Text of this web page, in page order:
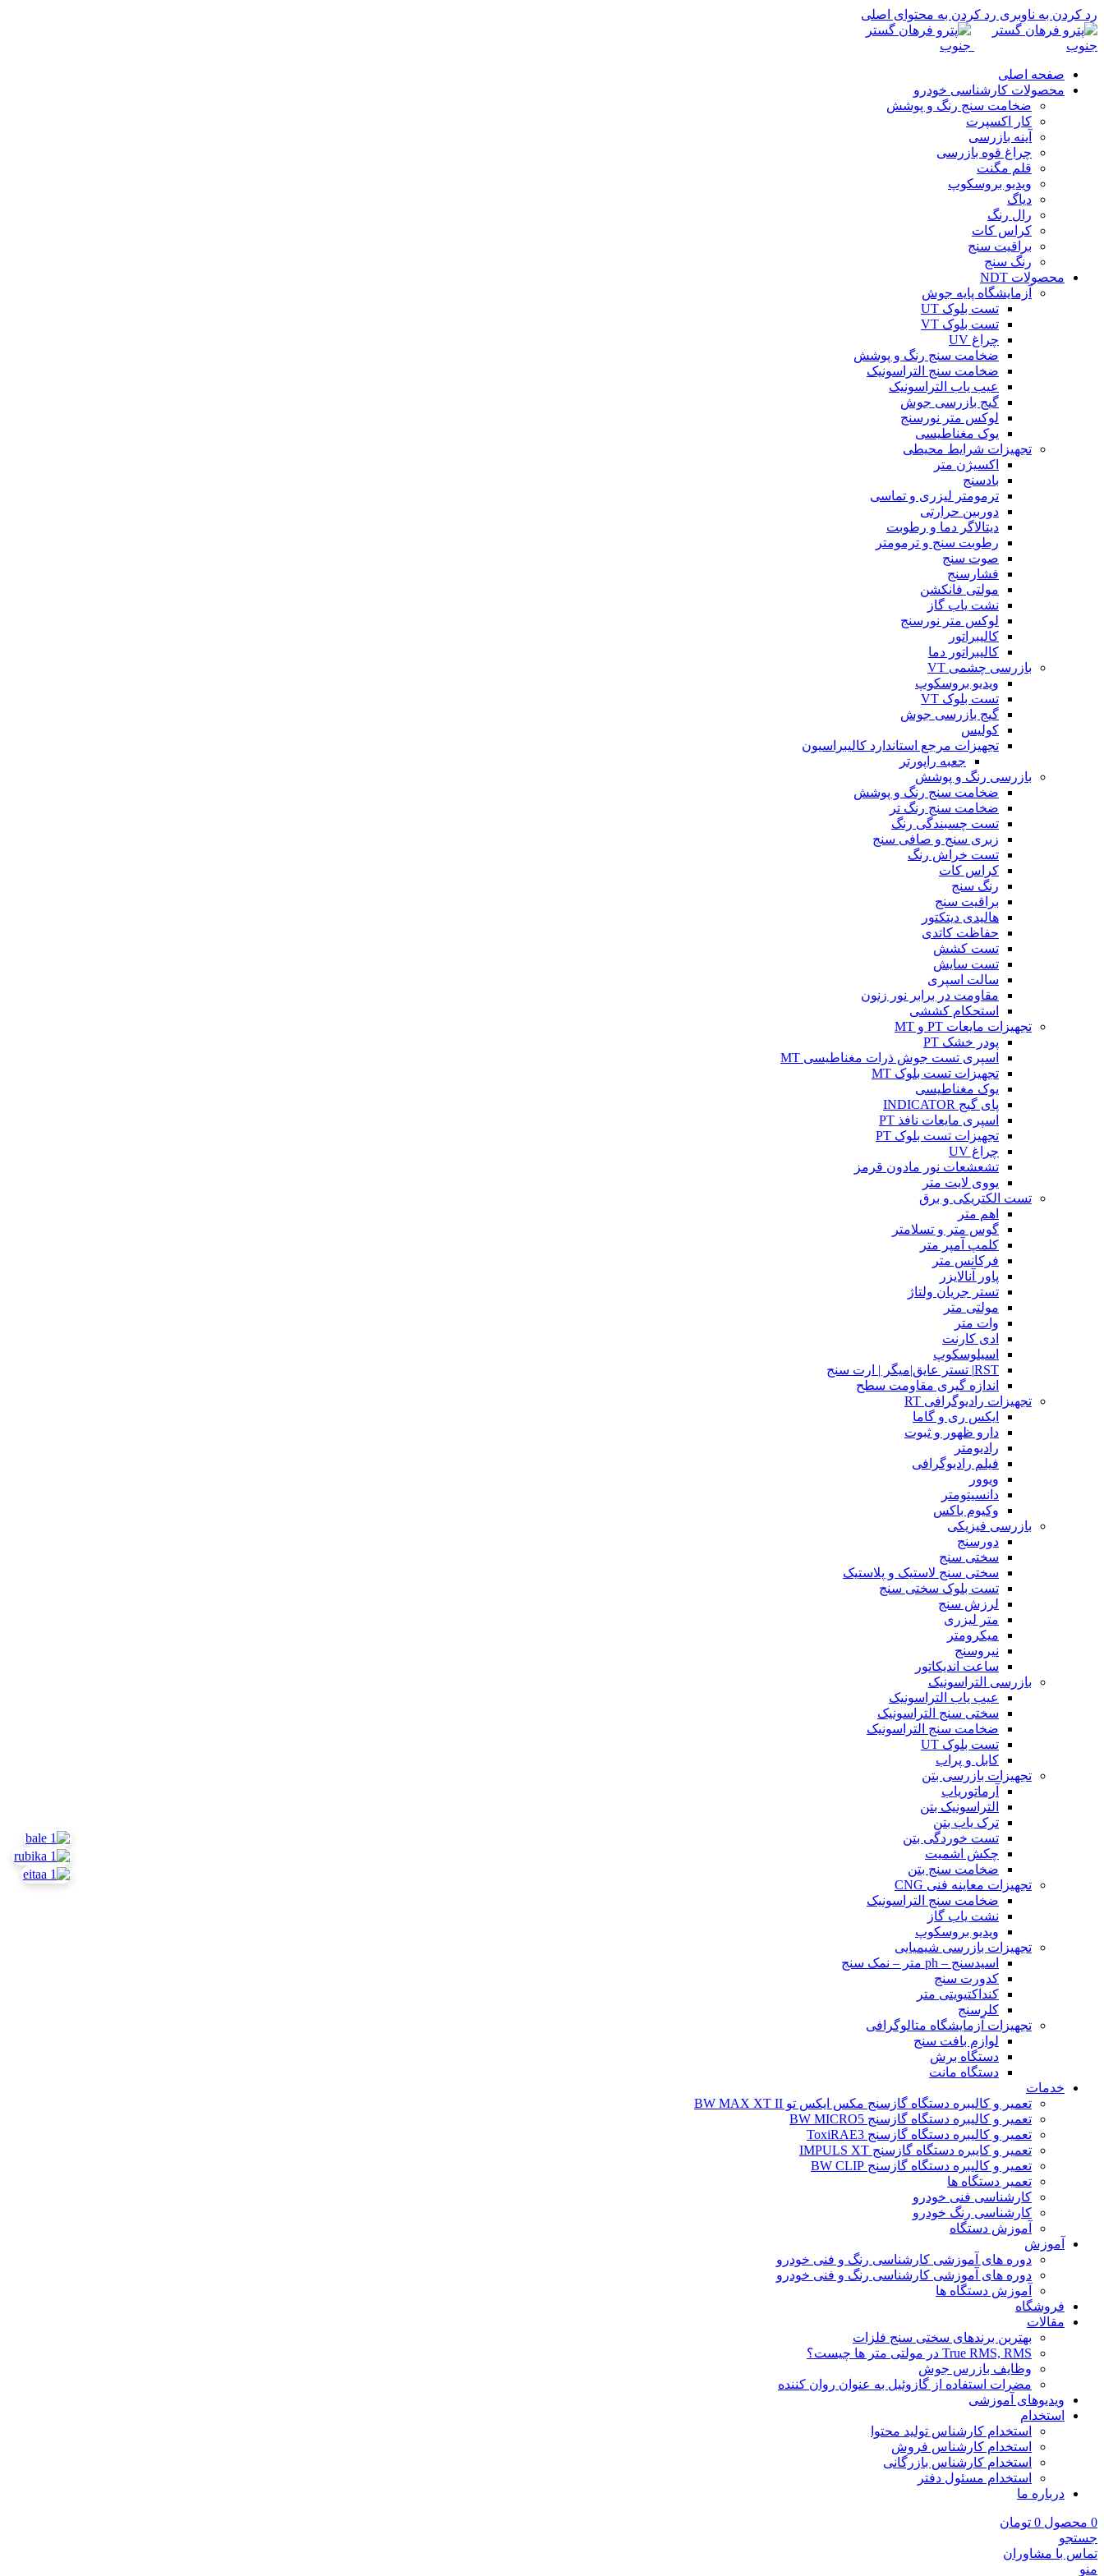
رد کردن به ناوبری رد کردن به محتوای اصلی
صفحه اصلی
محصولات کارشناسی خودرو
ضخامت سنج رنگ و پوشش
کار اکسپرت
آینه بازرسی
چراغ قوه بازرسی
قلم مگنت
ویدیو بروسکوپ
دیاگ
رال رنگ
کراس کات
براقیت سنج
رنگ سنج
محصولات NDT
آزمایشگاه پایه جوش
تست بلوک UT
تست بلوک VT
چراغ UV
ضخامت سنج رنگ و پوشش
ضخامت سنج التراسونیک
عیب یاب التراسونیک
گیج بازرسی جوش
لوکس متر نورسنج
یوک مغناطیسی
تجهیزات شرایط محیطی
اکسیژن متر
بادسنج
ترمومتر لیزری و تماسی
دوربین حرارتی
دیتالاگر دما و رطوبت
رطوبت سنج و ترمومتر
صوت سنج
فشارسنج
مولتی فانکشن
نشت یاب گاز
لوکس متر نورسنج
کالیبراتور
کالیبراتور دما
بازرسی چشمی VT
ویدیو بروسکوپ
تست بلوک VT
گیج بازرسی جوش
کولیس
تجهیزات مرجع استاندارد کالیبراسیون
جعبه راپورتر
بازرسی رنگ و پوشش
ضخامت سنج رنگ و پوشش
ضخامت سنج رنگ تر
تست چسبندگی رنگ
زبری سنج و صافی سنج
تست خراش رنگ
کراس کات
رنگ سنج
براقیت سنج
هالیدی دیتکتور
حفاظت کاتدی
تست کشش
تست سایش
سالت اسپری
مقاومت در برابر نور زنون
استحکام کششی
تجهیزات مایعات PT و MT
پودر خشک PT
اسپری تست جوش ذرات مغناطیسی MT
تجهیزات تست بلوک MT
یوک مغناطیسی
پای گیج INDICATOR
اسپری مایعات نافذ PT
تجهیزات تست بلوک PT
چراغ UV
تشعشعات نور مادون قرمز
یووی لایت متر
تست الکتریکی و برق
اهم متر
گوس متر و تسلامتر
کلمپ آمپر متر
فرکانس متر
پاور آنالایزر
تستر جریان ولتاژ
مولتی متر
وات متر
ادی کارنت
اسیلوسکوپ
RST| تستر عایق|میگر | ارت سنج
اندازه گیری مقاومت سطح
تجهیزات رادیوگرافی RT
ایکس ری و گاما
دارو ظهور و ثبوت
رادیومتر
فیلم رادیوگرافی
ویوور
دانسیتومتر
وکیوم باکس
بازرسی فیزیکی
دورسنج
سختی سنج
سختی سنج لاستیک و پلاستیک
تست بلوک سختی سنج
لرزش سنج
متر لیزری
میکرومتر
نیروسنج
ساعت اندیکاتور
بازرسی التراسونیک
عیب یاب التراسونیک
سختی سنج التراسونیک
ضخامت سنج التراسونیک
تست بلوک UT
کابل و پراب
تجهیزات بازرسی بتن
آرماتوریاب
التراسونیک بتن
ترک یاب بتن
تست خوردگی بتن
چکش اشمیت
ضخامت سنج بتن
تجهیزات معاینه فنی CNG
ضخامت سنج التراسونیک
نشت یاب گاز
ویدیو بروسکوپ
تجهیزات بازرسی شیمیایی
اسیدسنج – ph متر – نمک سنج
کدورت سنج
کنداکتیویتی متر
کلرسنج
تجهیزات آزمایشگاه متالوگرافی
لوازم بافت سنج
دستگاه برش
دستگاه مانت
خدمات
تعمیر و کالیبره دستگاه گازسنج مکس ایکس تو BW MAX XT II
تعمیر و کالیبره دستگاه گازسنج BW MICRO5
تعمیر و کالیبره دستگاه گازسنج ToxiRAE3
تعمیر و کایبره دستگاه گازسنج IMPULS XT
تعمیر و کالیبره دستگاه گازسنج BW CLIP
تعمیر دستگاه ها
کارشناسی فنی خودرو
کارشناسی رنگ خودرو
آموزش دستگاه
آموزش
دوره های آموزشی کارشناسی رنگ و فنی خودرو
دوره های آموزشی کارشناسی رنگ و فنی خودرو
آموزش دستگاه ها
فروشگاه
مقالات
بهترین برندهای سختی سنج فلزات
True RMS, RMS در مولتی متر ها چیست؟
وظایف بازرس جوش
مضرات استفاده از گازوئیل به عنوان روان کننده
ویدیوهای آموزشی
استخدام
استخدام کارشناس تولید محتوا
استخدام کارشناس فروش
استخدام کارشناس بازرگانی
استخدام مسئول دفتر
درباره ما
0 محصول 0 تومان
جستجو
تماس با مشاوران
منو